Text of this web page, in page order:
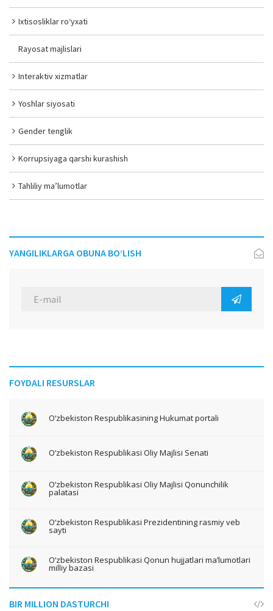
Ixtisosliklar ro‘yxati
Rayosat majlislari
Interaktiv xizmatlar
Yoshlar siyosati
Gender tenglik
Korrupsiyaga qarshi kurashish
Tahliliy ma’lumotlar
YANGILIKLARGA OBUNA BO‘LISH
FOYDALI RESURSLAR
O‘zbekiston Respublikasining Hukumat portali
O‘zbekiston Respublikasi Oliy Majlisi Senati
O‘zbekiston Respublikasi Oliy Majlisi Qonunchilik
palatasi
O‘zbekiston Respublikasi Prezidentining rasmiy veb
sayti
O‘zbekiston Respublikasi Qonun hujjatlari ma’lumotlari
milliy bazasi
BIR MILLION DASTURCHI